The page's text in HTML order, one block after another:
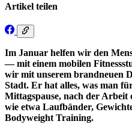
Artikel teilen
Im Januar helfen wir den
— mit einem mobilen
wir mit unserem brandneuen
Stadt. Er hat alles, was man
Mittagspause, nach der Arbeit
wie etwa Laufbänder,
Bodyweight Training.